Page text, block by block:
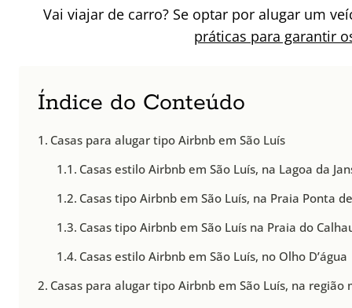
Vai viajar de carro? Se optar por alugar um
práticas para garantir
Índice do Conteúdo
Casas para alugar tipo Airbnb em São Luís
Casas estilo Airbnb em São Luís, na Lagoa da
Casas tipo Airbnb em São Luís, na Praia Ponta
Casas tipo Airbnb em São Luís na Praia do
Casas estilo Airbnb em São Luís, no Olho D’água
Casas para alugar tipo Airbnb em São Luís, na